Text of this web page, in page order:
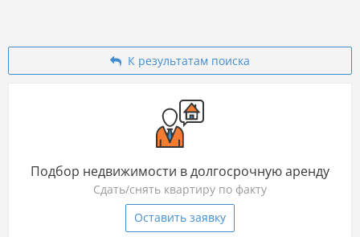
К результатам поиска
Подбор недвижимости в долгосрочную аренду
Сдать/снять квартиру по факту
Оставить заявку